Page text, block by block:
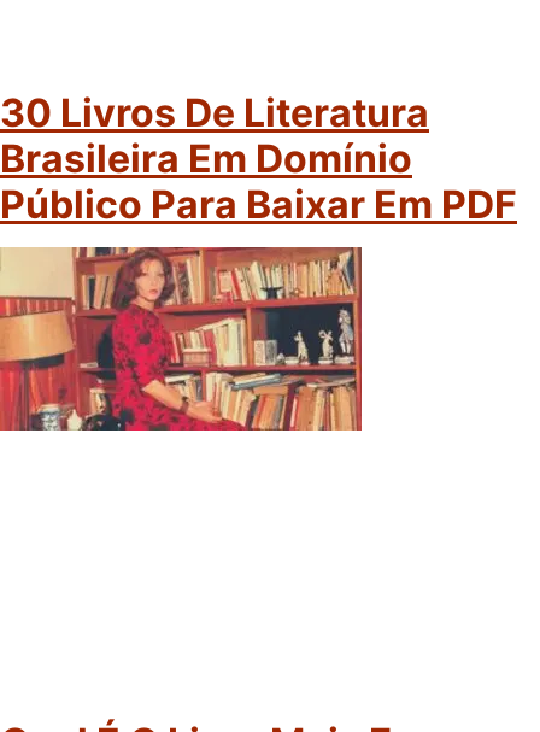
30 Livros De Literatura
Brasileira Em Domínio
Público Para Baixar Em PDF